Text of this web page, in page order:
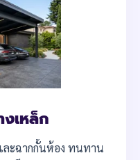
งเหล็ก
ละฉากกั้นห้อง ทนทาน